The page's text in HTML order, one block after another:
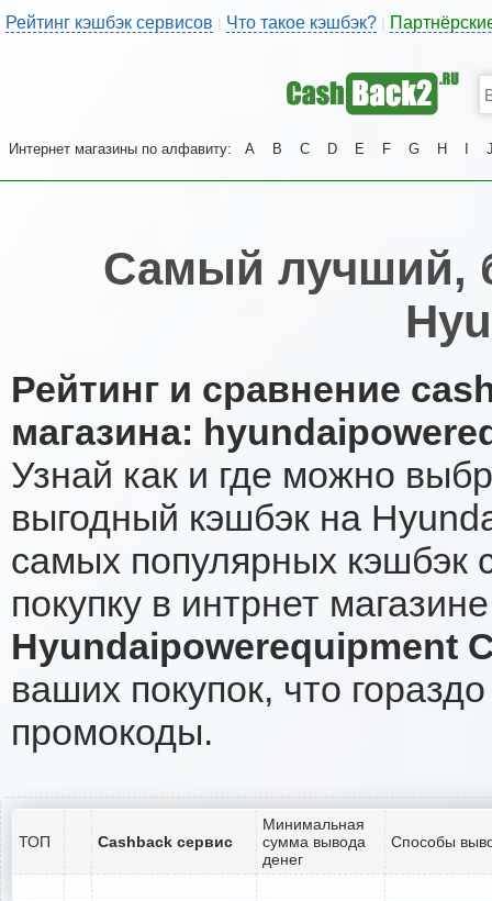
Рейтинг кэшбэк сервисов | Что такое кэшбэк?
Интернет магазины по алфавиту: A B C D E F G H
Самый лучший,
Рейтинг и сравнение
магазина:
Узнай как и где можно
выгодный кэшбэк на
самых популярных кэшбэк
покупку в интрнет
Hyundaipowerequipment
ваших покупок, что
промокоды.
ТОП Cashback сервис
Минимальная
сумма вывода
денег
Способы